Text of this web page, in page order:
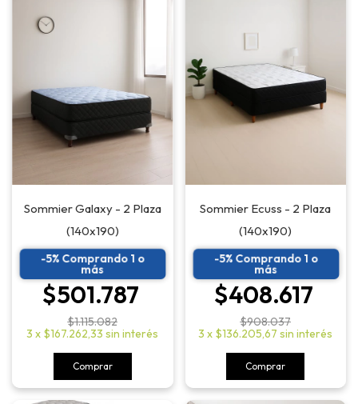
Sommier Galaxy - 2 Plaza
(140x190)
-5% Comprando 1 o
más
$501.787
$1.115.082
3 x $167.262,33 sin interés
Comprar
Sommier Ecuss - 2 Plaza
(140x190)
-5% Comprando 1 o
más
$408.617
$908.037
3 x $136.205,67 sin interés
Comprar